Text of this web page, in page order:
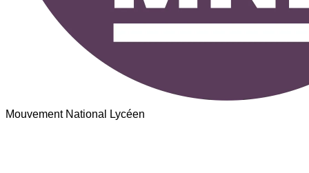
Mouvement National Lycéen